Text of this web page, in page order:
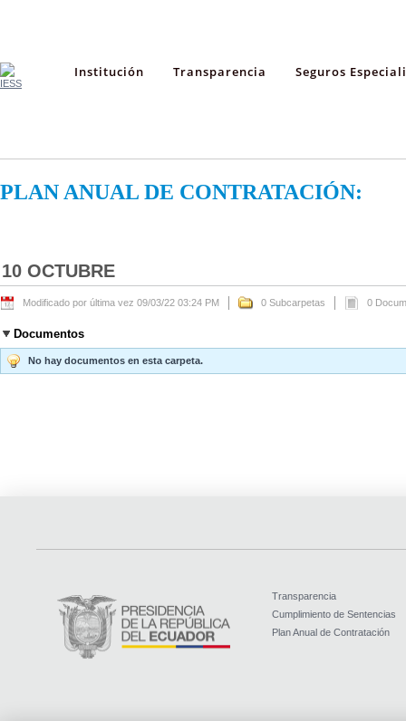
Institución Transparencia Seguros
PLAN ANUAL DE CONTRATACIÓN:
10 OCTUBRE
Modificado por última vez 09/03/22 03:24 PM 0 Subcarpetas 0
Documentos
No hay documentos en esta carpeta.
Transparencia
Cumplimiento de Sentencias
Plan Anual de Contratación